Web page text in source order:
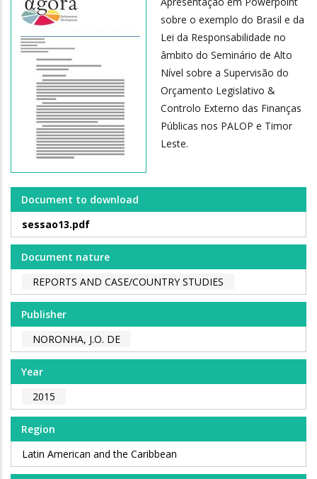
sobre o exemplo do Brasil e da
Lei da Responsabilidade no
âmbito do Seminário de Alto
Nível sobre a Supervisão do
Orçamento Legislativo &
Controlo Externo das Finanças
Públicas nos PALOP e Timor
Leste.
Document to download
sessao13.pdf
Document nature
REPORTS AND CASE/COUNTRY STUDIES
Publisher
NORONHA, J.O. DE
Year
2015
Region
Latin American and the Caribbean